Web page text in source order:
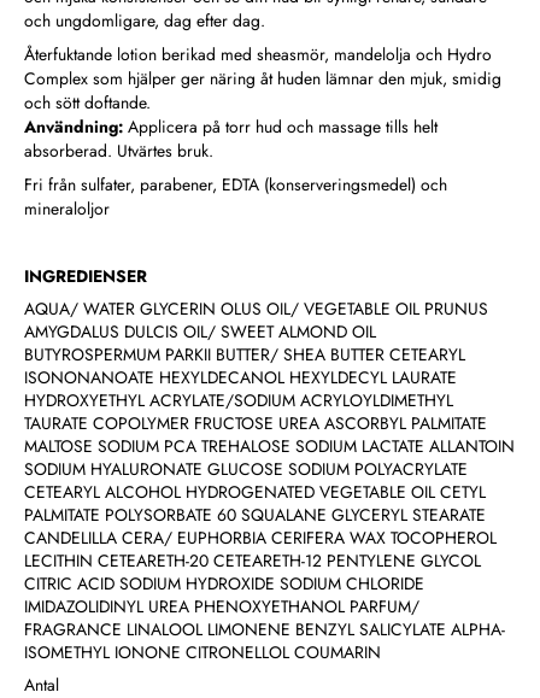
och ungdomligare, dag efter dag.
Återfuktande lotion berikad med sheasmör, mandelolja och Hydro
Complex som hjälper ger näring åt huden lämnar den mjuk, smidig
och sött doftande.
Användning: Applicera på torr hud och massage tills helt
absorberad. Utvärtes bruk.
Fri från sulfater, parabener, EDTA (konserveringsmedel) och
mineraloljor
INGREDIENSER
AQUA/ WATER GLYCERIN OLUS OIL/ VEGETABLE OIL PRUNUS
AMYGDALUS DULCIS OIL/ SWEET ALMOND OIL
BUTYROSPERMUM PARKII BUTTER/ SHEA BUTTER CETEARYL
ISONONANOATE HEXYLDECANOL HEXYLDECYL LAURATE
HYDROXYETHYL ACRYLATE/SODIUM ACRYLOYLDIMETHYL
TAURATE COPOLYMER FRUCTOSE UREA ASCORBYL PALMITATE
MALTOSE SODIUM PCA TREHALOSE SODIUM LACTATE ALLANTOIN
SODIUM HYALURONATE GLUCOSE SODIUM POLYACRYLATE
CETEARYL ALCOHOL HYDROGENATED VEGETABLE OIL CETYL
PALMITATE POLYSORBATE 60 SQUALANE GLYCERYL STEARATE
CANDELILLA CERA/ EUPHORBIA CERIFERA WAX TOCOPHEROL
LECITHIN CETEARETH-20 CETEARETH-12 PENTYLENE GLYCOL
CITRIC ACID SODIUM HYDROXIDE SODIUM CHLORIDE
IMIDAZOLIDINYL UREA PHENOXYETHANOL PARFUM/
FRAGRANCE LINALOOL LIMONENE BENZYL SALICYLATE ALPHA-
ISOMETHYL IONONE CITRONELLOL COUMARIN
Antal